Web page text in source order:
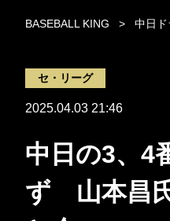
BASEBALL KING 中日
セ・リーグ
2025.04.03 21:46
中日の3、4
ず 山本昌